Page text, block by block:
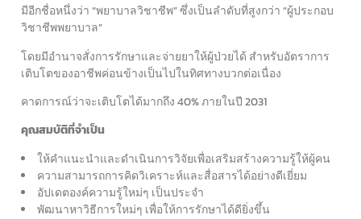
มีอีกชื่อหนึ่งว่า “พยาบาลวิชาชีพ” ซึ่งเป็นลำดับที่สูงกว่า “ผู้ประกอบ
วิชาชีพพยาบาล”
โดยมีอำนาจสั่งการรักษาและจ่ายยาให้ผู้ป่วยได้ สำหรับอัตราการ
เติบโตของอาชีพค่อนข้างเป็นไปในทิศทางบวกต่อเนื่อง
คาดการณ์ว่าจะเติบโตได้มากถึง 40% ภายในปี 2031
คุณสมบัติที่จำเป็น
ให้คำแนะนำและดำเนินการวิจัยเพื่อเสริมสร้างความรู้ให้ผู้คน
ความสามารถการคิดวิเคราะห์และสื่อสารได้อย่างดีเยี่ยม
อัปเดตองค์ความรู้ใหม่ๆ เป็นประจำ
พัฒนาหาวิธีการใหม่ๆ เพื่อให้การรักษาได้ดียิ่งขึ้น